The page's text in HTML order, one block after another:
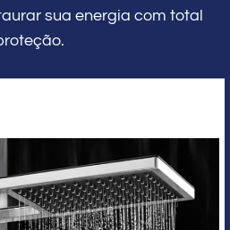
sua energia com total